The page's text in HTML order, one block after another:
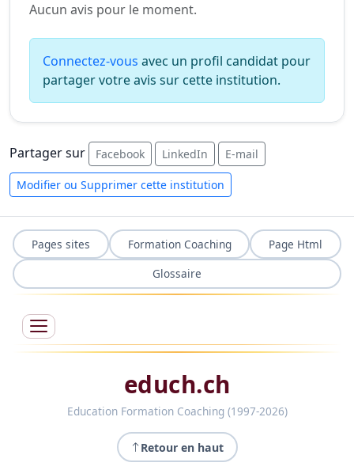
Aucun avis pour le moment.
Connectez-vous avec un profil candidat pour
partager votre avis sur cette institution.
Partager sur Facebook LinkedIn E-mail
Modifier ou Supprimer cette institution
Pages sites Formation Coaching
Page Html
Glossaire
educh.ch
Education Formation Coaching (1997-2026)
Retour en haut